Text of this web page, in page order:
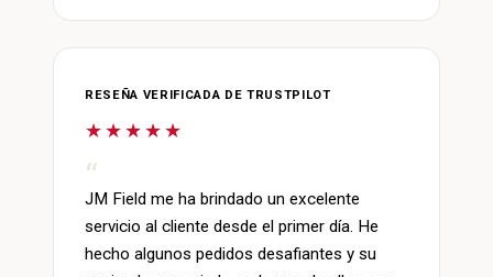
RESEÑA VERIFICADA DE TRUSTPILOT
★★★★★
JM Field me ha brindado un excelente
servicio al cliente desde el primer día. He
hecho algunos pedidos desafiantes y su